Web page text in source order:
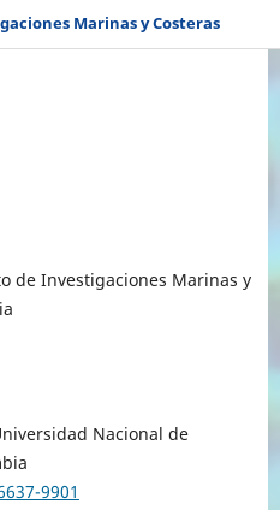
Marinas y Costeras
de Investigaciones Marinas y
Nacional de
9901